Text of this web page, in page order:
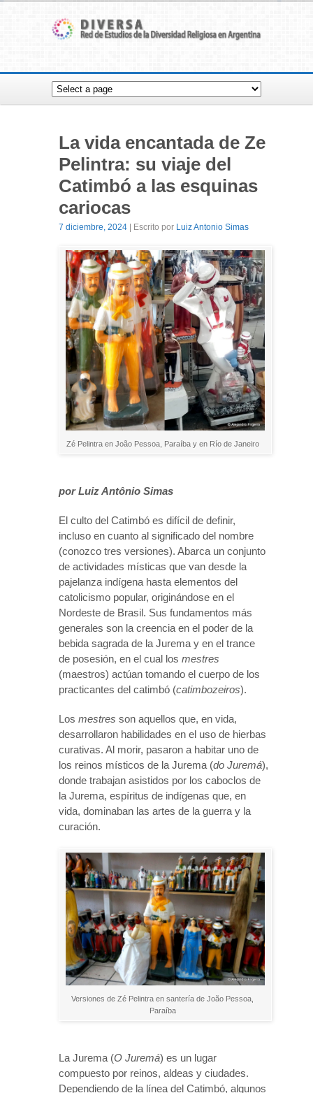
La vida encantada de Ze
Pelintra: su viaje del
Catimbó a las esquinas
cariocas
7 diciembre, 2024 | Escrito por Luiz Antonio Simas
Zé Pelintra en João Pessoa, Paraíba y en Río de Janeiro
por Luiz Antônio Simas
El culto del Catimbó es difícil de definir,
incluso en cuanto al significado del nombre
(conozco tres versiones). Abarca un conjunto
de actividades místicas que van desde la
pajelanza indígena hasta elementos del
catolicismo popular, originándose en el
Nordeste de Brasil. Sus fundamentos más
generales son la creencia en el poder de la
bebida sagrada de la Jurema y en el trance
de posesión, en el cual los mestres
(maestros) actúan tomando el cuerpo de los
practicantes del catimbó (catimbozeiros).
Los mestres son aquellos que, en vida,
desarrollaron habilidades en el uso de hierbas
curativas. Al morir, pasaron a habitar uno de
los reinos místicos de la Jurema (do Juremá),
donde trabajan asistidos por los caboclos de
la Jurema, espíritus de indígenas que, en
vida, dominaban las artes de la guerra y la
curación.
Versiones de Zé Pelintra en santería de João Pessoa,
Paraíba
La Jurema (O Juremá) es un lugar
compuesto por reinos, aldeas y ciudades.
Dependiendo de la línea del Catimbó, algunos